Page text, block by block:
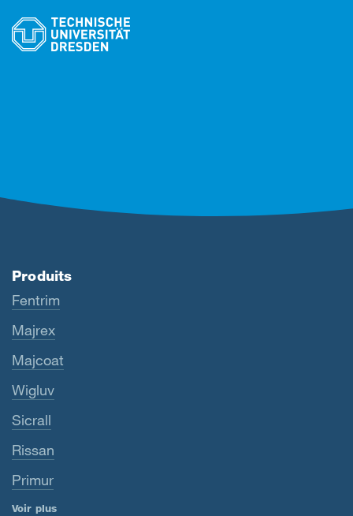
Produits
Fentrim
Majrex
Majcoat
Wigluv
Sicrall
Rissan
Primur
Voir plus